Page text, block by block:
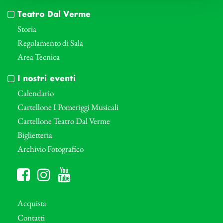
Teatro Dal Verme
Storia
Regolamento di Sala
Area Tecnica
I nostri eventi
Calendario
Cartellone I Pomeriggi Musicali
Cartellone Teatro Dal Verme
Biglietteria
Archivio Fotografico
Acquista
Contatti